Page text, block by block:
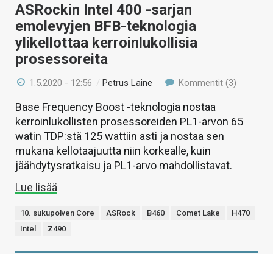
ASRockin Intel 400 -sarjan
emolevyjen BFB-teknologia
ylikellottaa kerroinlukollisia
prosessoreita
1.5.2020 - 12:56 /Petrus Laine Kommentit (3)
Base Frequency Boost -teknologia nostaa
kerroinlukollisten prosessoreiden PL1-arvon 65
watin TDP:stä 125 wattiin asti ja nostaa sen
mukana kellotaajuutta niin korkealle, kuin
jäähdytysratkaisu ja PL1-arvo mahdollistavat.
Lue lisää
10. sukupolven Core ASRock B460 Comet Lake
H470
Intel
Z490